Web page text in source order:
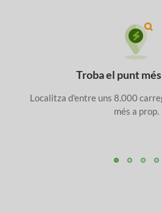
Troba el punt
Localitza d'entre uns 8.000
més a prop.